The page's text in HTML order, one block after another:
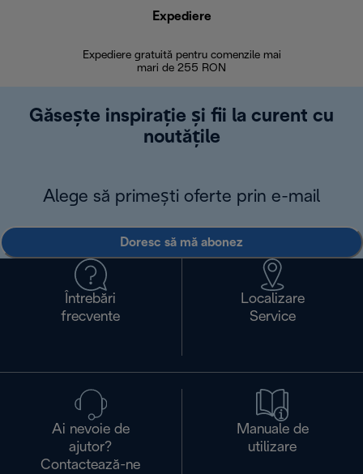
Expediere
Expediere gratuită pentru comenzile mai
mari de 255 RON
Găsește inspirație și fii la curent cu
noutățile
Alege să primești oferte prin e-mail
Doresc să mă abonez
Întrebări
frecvente
Localizare
Service
Ai nevoie de
ajutor?
Contactează-ne
Manuale de
utilizare